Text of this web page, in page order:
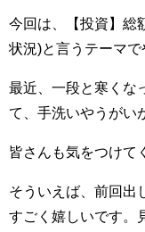
今回は、【投資】総
状況)と言うテーマで
最近、一段と寒くな
て、手洗いやうがい
皆さんも気をつけて
そういえば、前回出
すごく嬉しいです。